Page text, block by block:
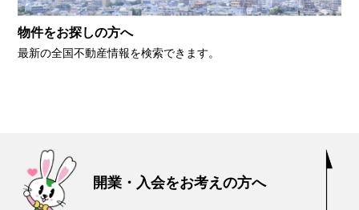
物件をお探しの方へ
最新の全国不動産情報を検索できます。
開業・入会をお考えの方へ